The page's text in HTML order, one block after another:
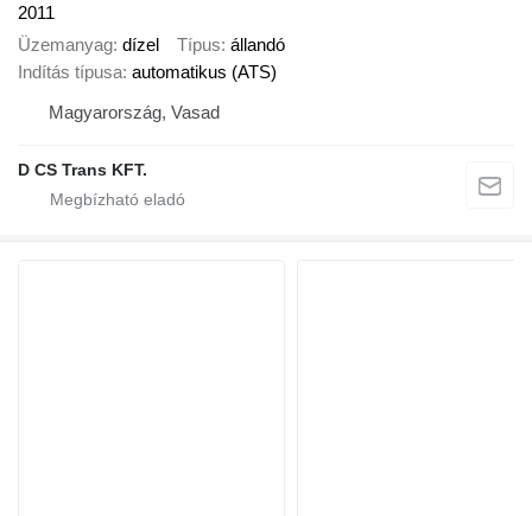
2011
Üzemanyag dízel Típus állandó
Indítás típusa automatikus (ATS)
Magyarország, Vasad
D CS Trans KFT.